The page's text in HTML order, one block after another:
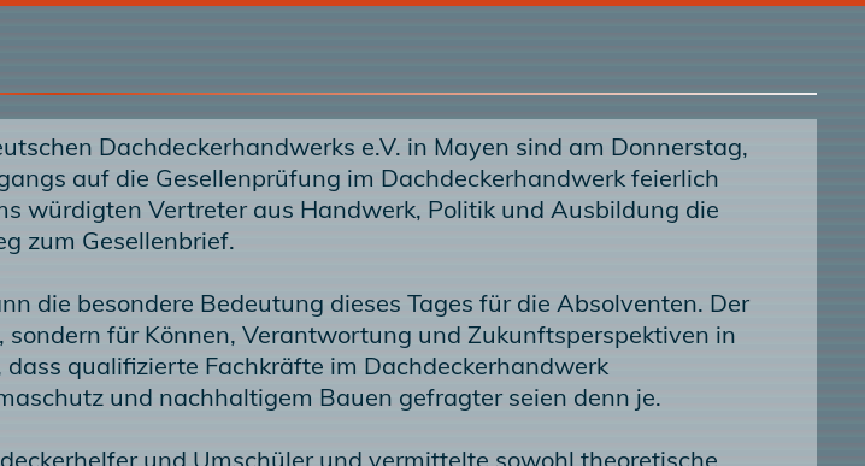
Dachdeckerhandwerks e.V. in Mayen sind am Donnerstag,
auf die Gesellenprüfung im Dachdeckerhandwerk feierlich
würdigten Vertreter aus Handwerk, Politik und Ausbildung die
zum Gesellenbrief.
die besondere Bedeutung dieses Tages für die Absolventen. Der
für Können, Verantwortung und Zukunftsperspektiven in
qualifizierte Fachkräfte im Dachdeckerhandwerk
und nachhaltigem Bauen gefragter seien denn je.
und Umschüler und vermittelte sowohl theoretische